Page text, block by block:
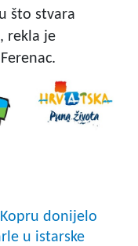
što stvara
rekla je
donijelo
u istarske